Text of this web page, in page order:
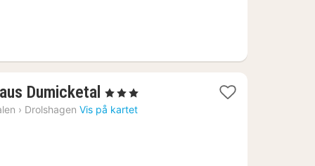
Dumicketal 1
natt
, 3 Stjerner
› Drolshagen Vis på kartet